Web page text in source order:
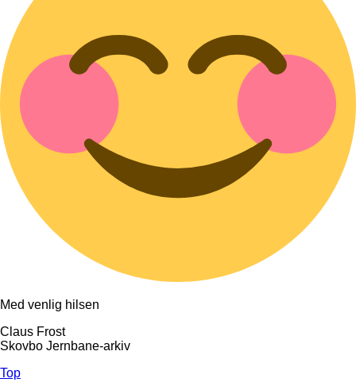
Med venlig hilsen
Claus Frost
Skovbo Jernbane-arkiv
Top